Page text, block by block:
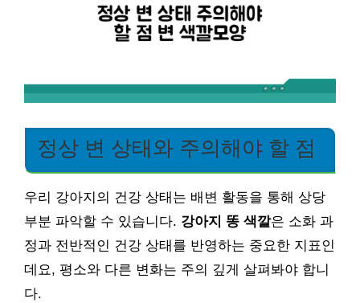
정상 변 상태와 주의해야 할 점
우리 강아지의 건강 상태는 배변 활동을 통해 상당
부분 파악할 수 있습니다. 강아지 똥 색깔은 소화 과
정과 전반적인 건강 상태를 반영하는 중요한 지표인
데요, 평소와 다른 변화는 주의 깊게 살펴봐야 합니
다.